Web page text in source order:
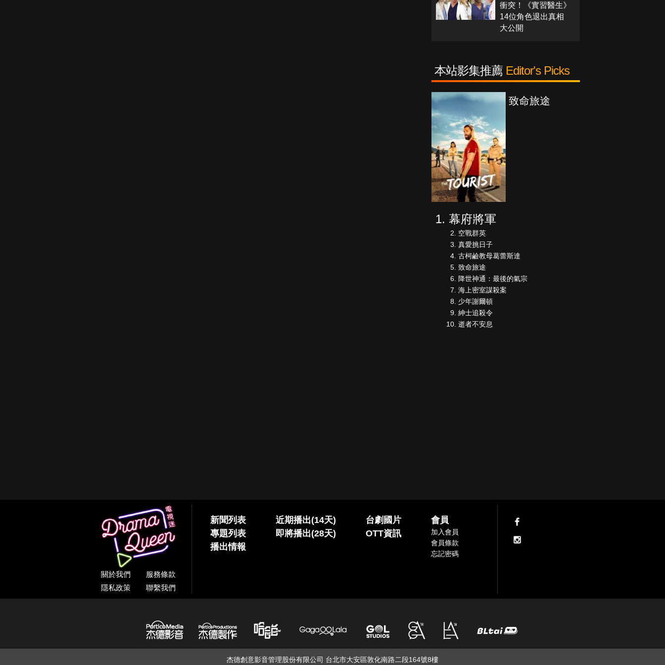
衝突！《實習醫生》
14位角色退出真相
大公開
本站影集推薦 Editor's Picks
致命旅途
幕府將軍
空戰群英
真愛挑日子
古柯鹼教母葛蕾斯達
致命旅途
降世神通：最後的氣宗
海上密室謀殺案
少年謝爾頓
紳士追殺令
逝者不安息
關於我們
服務條款
隱私政策
聯繫我們
新聞列表
專題列表
播出情報
近期播出(14天)
即將播出(28天)
台劇國片
OTT資訊
會員
加入會員
會員條款
忘記密碼
杰德創意影音管理股份有限公司 台北市大安區敦化南路二段164號8樓